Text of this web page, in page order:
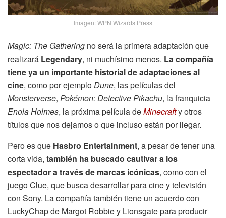
Imagen: WPN Wizards Press
Magic: The Gathering no será la primera adaptación que
realizará Legendary, ni muchísimo menos. La compañía
tiene ya un importante historial de adaptaciones al
cine, como por ejemplo Dune, las películas del
Monsterverse, Pokémon: Detective Pikachu, la franquicia
Enola Holmes, la próxima película deMinecrafty otros
títulos que nos dejamos o que incluso están por llegar.
Pero es que Hasbro Entertainment, a pesar de tener una
corta vida, también ha buscado cautivar a los
espectador a través de marcas icónicas, como con el
juego Clue, que busca desarrollar para cine y televisión
con Sony. La compañía también tiene un acuerdo con
LuckyChap de Margot Robbie y Lionsgate para producir